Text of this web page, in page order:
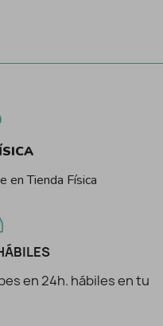
en Tienda Física
en 24h. hábiles en tu